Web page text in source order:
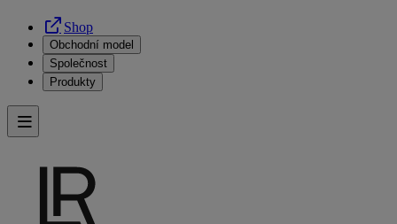
Shop
Obchodní model
Společnost
Produkty